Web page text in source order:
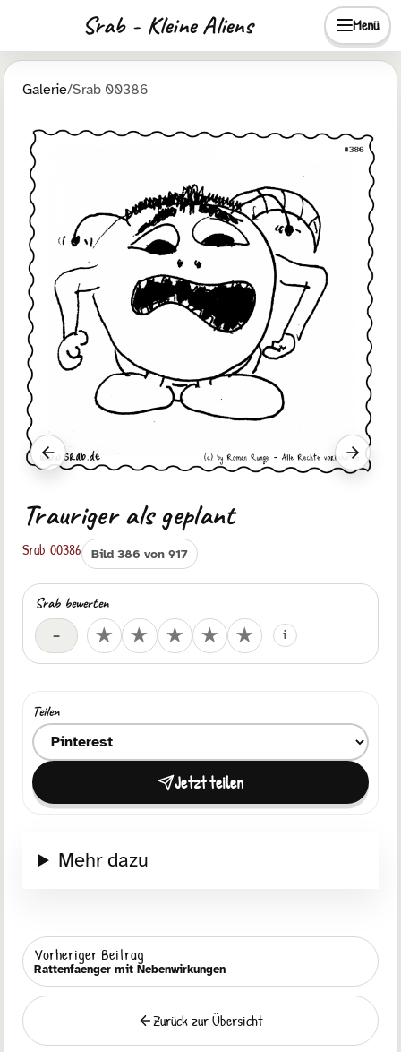
Srab - Kleine Aliens Menü
Galerie/Srab 00386
Vorheriger Srab
Trauriger als geplant
Srab 00386 Bild 386 von 917
Srab bewerten
–
Deine Bewertung ★
★
★
★
★ i
Teilen
Ziel zum Teilen auswählenJetzt teilen
Mehr dazu
Vorheriger Beitrag
Rattenfaenger mit Nebenwirkungen
Zurück
Zurück zur Übersicht